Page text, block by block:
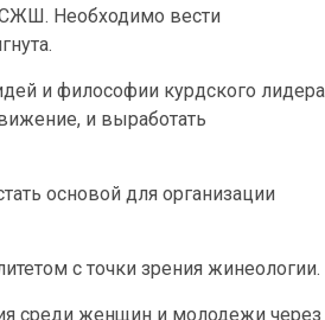
Необходимо вести
и философии курдского
и выработать
основой для организации
с точки зрения жинеологии.
среди женщин и молодежи через